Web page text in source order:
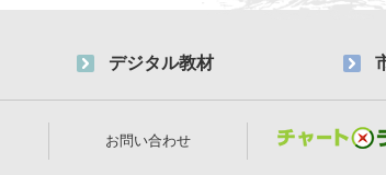
デジタル教材
お問い合わせ